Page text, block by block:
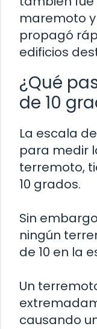
maremoto
propagó
edificios
¿Qué
de 10
La escala
para medir
terremoto,
10 grados.
Sin
ningún
de 10 en la
Un
causando